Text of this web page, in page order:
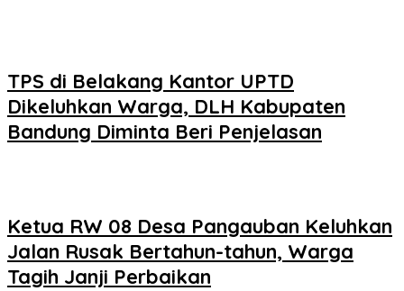
TPS di Belakang Kantor UPTD
Dikeluhkan Warga, DLH Kabupaten
Bandung Diminta Beri Penjelasan
Ketua RW 08 Desa Pangauban Keluhkan
Jalan Rusak Bertahun-tahun, Warga
Tagih Janji Perbaikan